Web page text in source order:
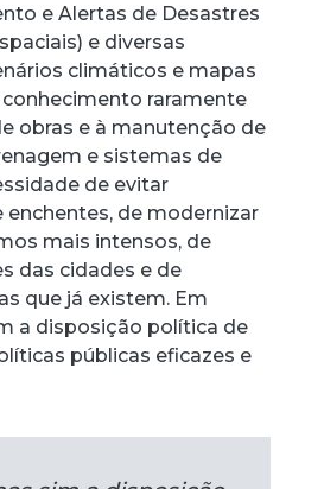
e Alertas de Desastres
e diversas
climáticos e mapas
raramente
obras e à manutenção de
e sistemas de
de evitar
de modernizar
mais intensos, de
das cidades e de
que já existem. Em
a disposição política de
públicas eficazes e